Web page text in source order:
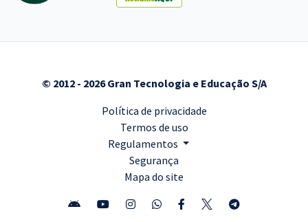
© 2012 - 2026 Gran Tecnologia e Educação S/A
Política de privacidade
Termos de uso
Regulamentos
Segurança
Mapa do site